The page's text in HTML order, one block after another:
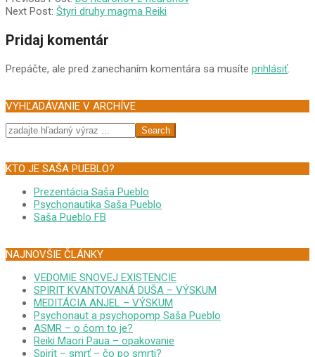
03-
Next Post: Štyri druhy magma Reiki
Pridaj komentár
Prepáčte, ale pred zanechaním komentára sa musíte prihlásiť.
VYHĽADÁVANIE V ARCHÍVE
Search
KTO JE SAŠA PUEBLO?
Prezentácia Saša Pueblo
Psychonautika Saša Pueblo
Saša Pueblo FB
NAJNOVŠIE ČLÁNKY
VEDOMIE SNOVEJ EXISTENCIE
SPIRIT KVANTOVANÁ DUŠA – VÝSKUM
MEDITÁCIA ANJEL – VÝSKUM
Psychonaut a psychopomp Saša Pueblo
ASMR – o čom to je?
Reiki Maori Paua – opakovanie
Spirit – smrť – čo po smrti?